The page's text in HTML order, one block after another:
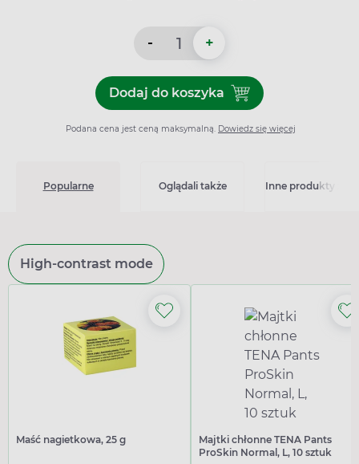
- +
Dodaj do koszykaDodaj do koszyka Maść
Podana cena jest ceną maksymalną. Dowiedz się więcej
Popularne Oglądali także Inne produkty z
High-contrast mode
Maść nagietkowa, 25 g
Majtki chłonne TENA Pants
ProSkin Normal, L, 10 sztuk